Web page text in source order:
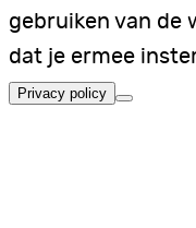
gebruiken van de
dat je ermee
Privacy policy